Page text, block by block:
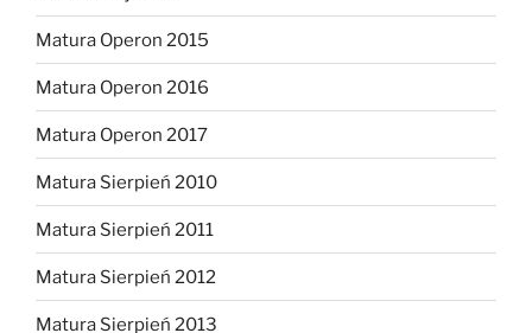
Matura Operon 2015
Matura Operon 2016
Matura Operon 2017
Matura Sierpień 2010
Matura Sierpień 2011
Matura Sierpień 2012
Matura Sierpień 2013